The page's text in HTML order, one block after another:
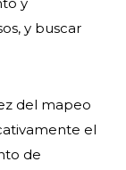
y buscar
del mapeo
el
de